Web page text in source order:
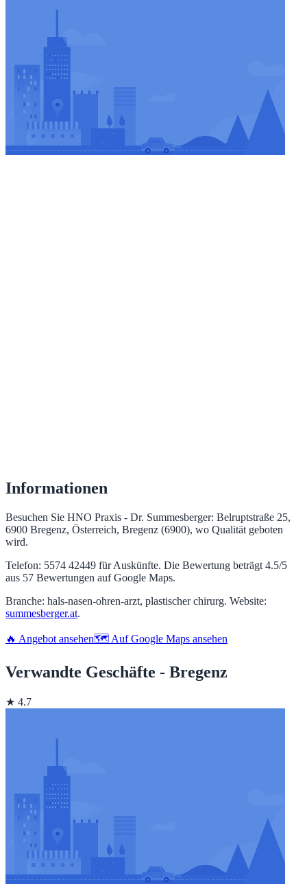
Informationen
Besuchen Sie HNO Praxis - Dr. Summesberger: Belruptstraße 25,
6900 Bregenz, Österreich, Bregenz (6900), wo Qualität geboten
wird.
Telefon: 5574 42449 für Auskünfte. Die Bewertung beträgt 4.5/5
aus 57 Bewertungen auf Google Maps.
Branche: hals-nasen-ohren-arzt, plastischer chirurg. Website:
summesberger.at.
🔥 Angebot ansehen🗺️ Auf Google Maps ansehen
Verwandte Geschäfte - Bregenz
★ 4.7